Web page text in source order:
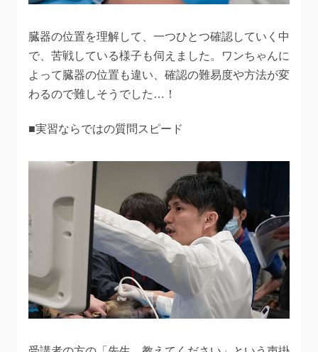
臓器の位置を理解して、一つひとつ確認していく中
で、苦戦している様子も伺えました。ワンちゃんに
よって臓器の位置も違い、確認の難易度や方法が変
わるので難しそうでした…！
■実習ならではの質問スピード